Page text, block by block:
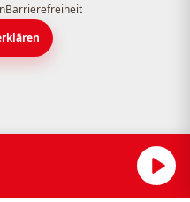
Barrierefreiheit